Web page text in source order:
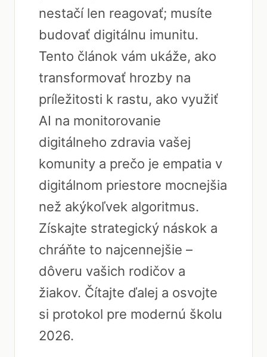
nestačí len reagovať; musíte
budovať digitálnu imunitu.
Tento článok vám ukáže, ako
transformovať hrozby na
príležitosti k rastu, ako využiť
AI na monitorovanie
digitálneho zdravia vašej
komunity a prečo je empatia v
digitálnom priestore mocnejšia
než akýkoľvek algoritmus.
Získajte strategický náskok a
chráňte to najcennejšie –
dôveru vašich rodičov a
žiakov. Čítajte ďalej a osvojte
si protokol pre modernú školu
2026.